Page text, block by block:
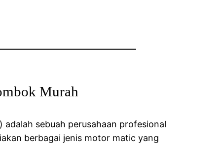
Murah
) adalah sebuah perusahaan profesional
berbagai jenis motor matic yang